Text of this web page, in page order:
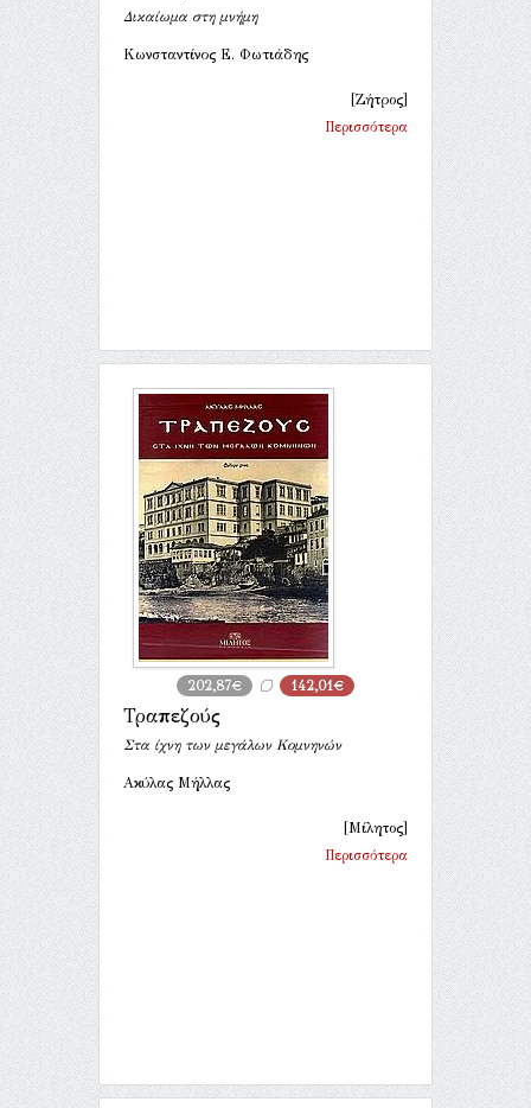
Δικαίωμα στη μνήμη
Κωνσταντίνος Ε. Φωτιάδης
[Ζήτρος]
Περισσότερα
202,87€ 142,01€
Τραπεζούς
Στα ίχνη των μεγάλων Κομνηνών
Ακύλας Μήλλας
[Μίλητος]
Περισσότερα